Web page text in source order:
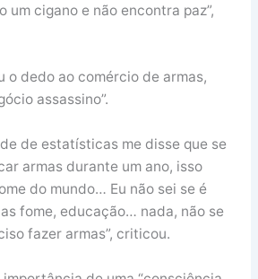
um cigano e não encontra paz”,
o dedo ao comércio de armas,
assassino”.
de estatísticas me disse que se
armas durante um ano, isso
do mundo… Eu não sei se é
fome, educação… nada, não se
fazer armas”, criticou.